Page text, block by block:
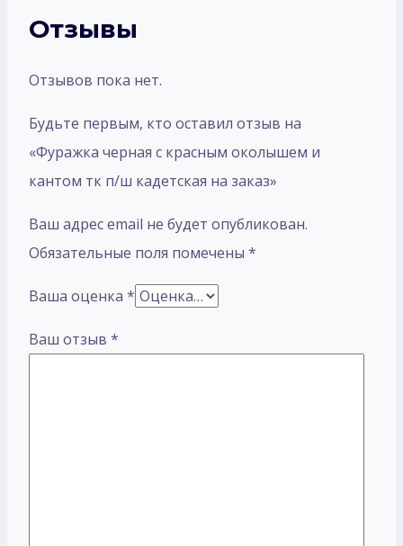
Отзывы
Отзывов пока нет.
Будьте первым, кто оставил отзыв на
«Фуражка черная с красным околышем и
кантом тк п/ш кадетская на заказ»
Ваш адрес email не будет опубликован.
Обязательные поля помечены *
Ваша оценка *
Ваш отзыв *